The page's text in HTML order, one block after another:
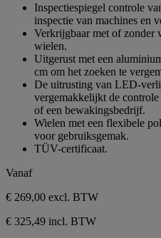
sterren.
Inspectiespiegel controle
inspectie van machines en
Verkrijgbaar met of zonder
wielen.
Uitgerust met een
cm om het zoeken te
De uitrusting van LED-
vergemakkelijkt de
of een bewakingsbedrijf.
Wielen met een flexibele
voor gebruiksgemak.
TÜV-certificaat.
Vanaf
€ 269,00 excl. BTW
€ 325,49 incl. BTW